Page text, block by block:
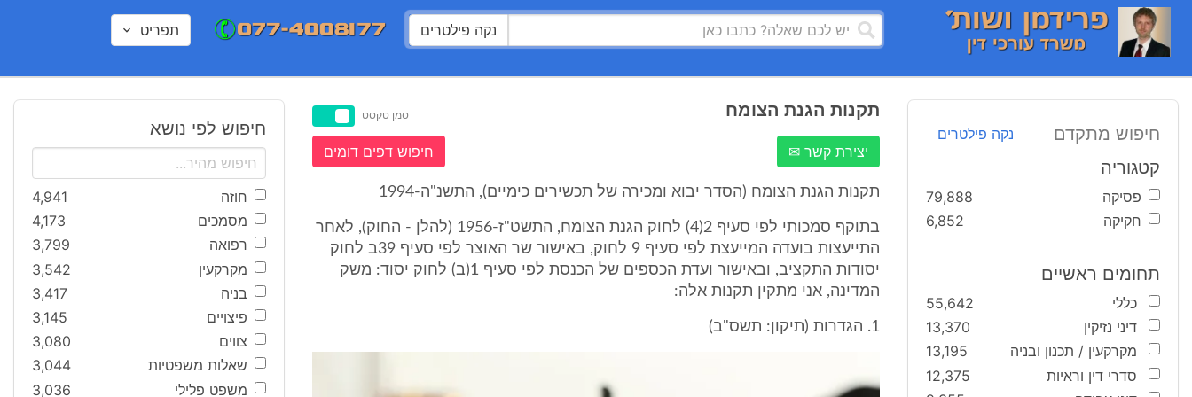
נקה פילטרים תפריט
חיפוש מתקדם נקה פילטרים
קטגוריה
פסיקה
79,888
חקיקה
6,852
תחומים ראשיים
כללי
55,642
דיני נזיקין
13,370
מקרקעין / תכנון ובניה
13,195
סדרי דין וראיות
12,375
תקנות הגנת הצומח סמן טקסט
יצירת קשר ✉ חיפוש דפים דומים
תקנות הגנת הצומח (הסדר יבוא ומכירה של תכשירים כימיים), התשנ"ה-1994
בתוקף סמכותי לפי סעיף 2(4) לחוק הגנת הצומח, התשט"ז-1956 (להלן - החוק), לאחר
התייעצות בועדה המייעצת לפי סעיף 9 לחוק, באישור שר האוצר לפי סעיף 39ב לחוק
יסודות התקציב, ובאישור ועדת הכספים של הכנסת לפי סעיף 1(ב) לחוק יסוד: משק
המדינה, אני מתקין תקנות אלה:
1. הגדרות (תיקון: תשס"ב)
חיפוש לפי נושא
חוזה
4,941
מסמכים
4,173
רפואה
3,799
מקרקעין
3,542
בניה
3,417
פיצויים
3,145
צווים
3,080
שאלות משפטיות
3,044
משפט פלילי
3,036